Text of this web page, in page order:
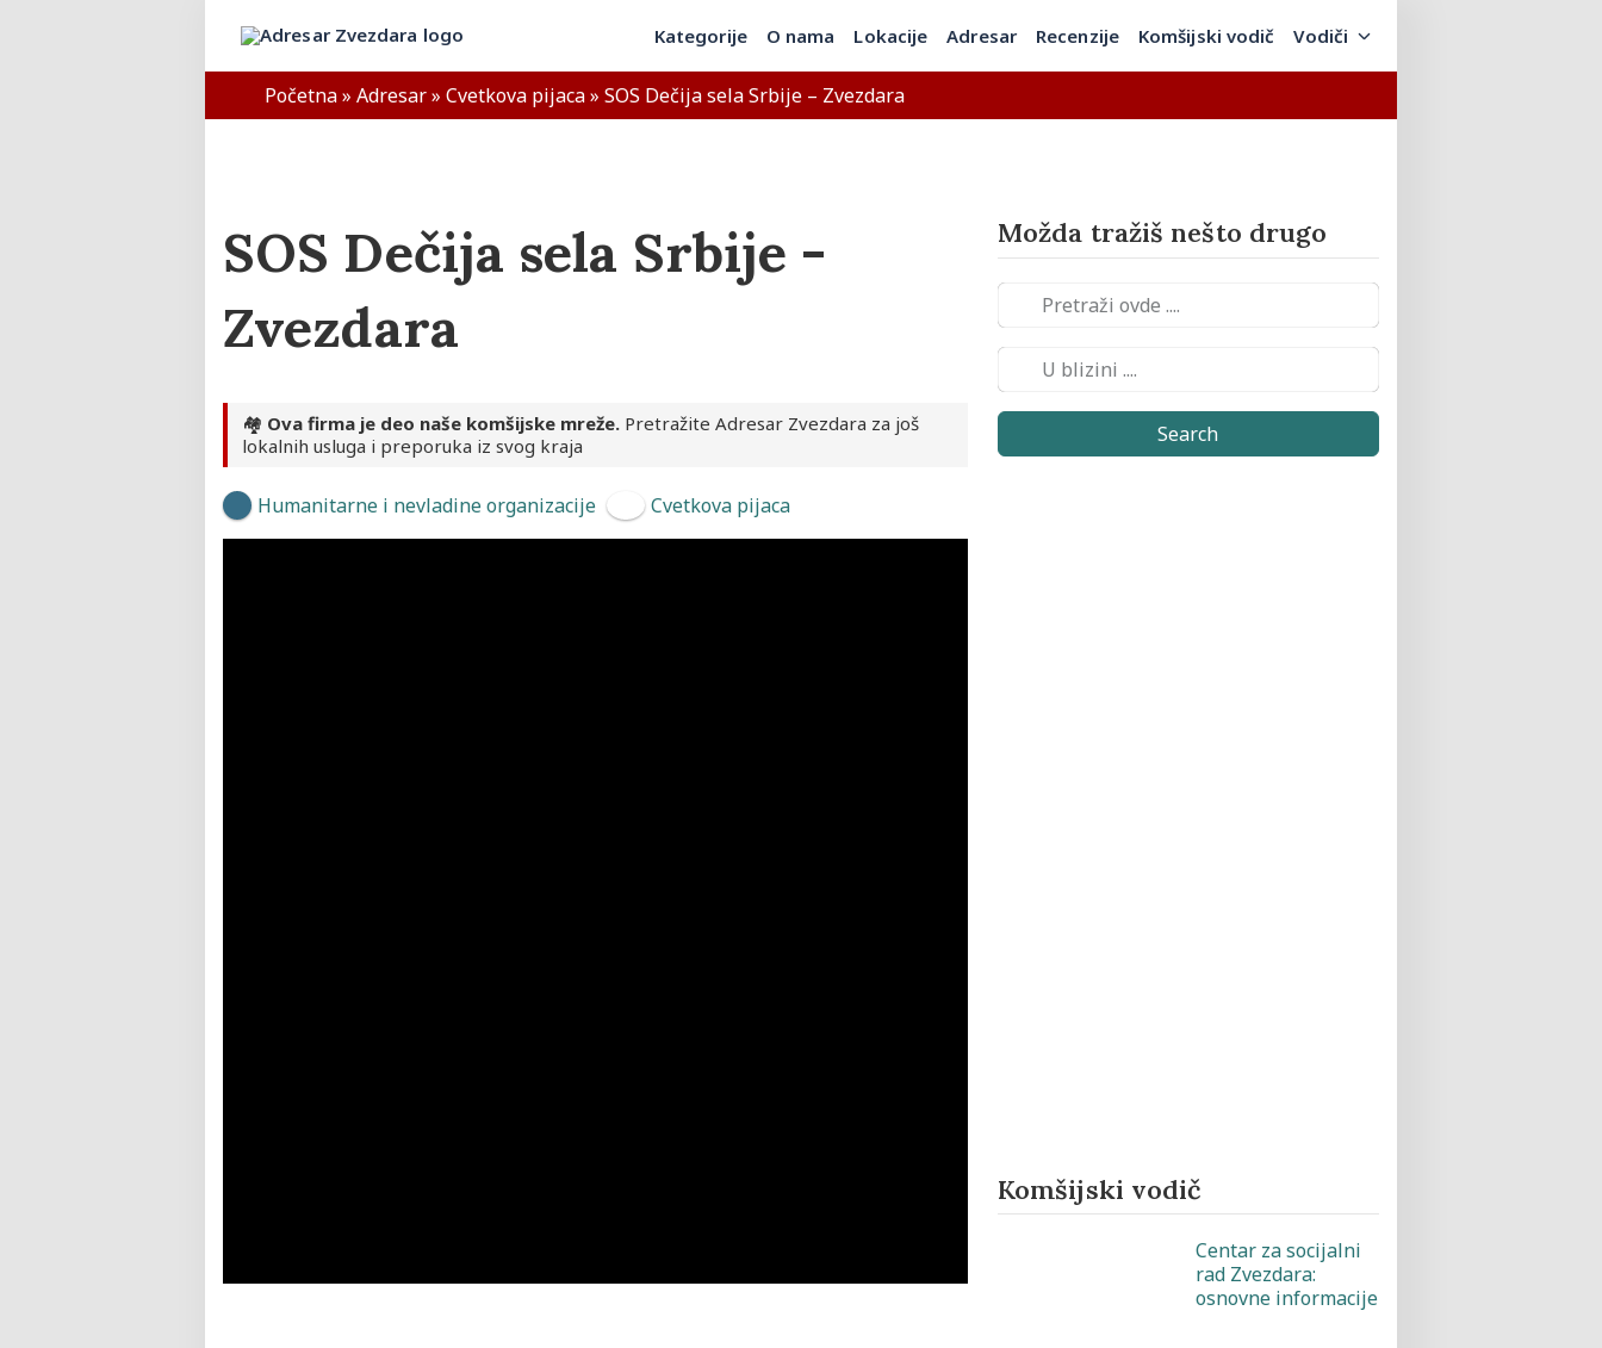
Kategorije O nama Lokacije Adresar Recenzije Komšijski vodič Vodiči
Početna» Adresar» Cvetkova pijaca» SOS Dečija sela Srbije – Zvezdara
SOS Dečija sela Srbije -
Zvezdara
🏘️ Ova firma je deo naše komšijske mreže. Pretražite Adresar Zvezdara za još
lokalnih usluga i preporuka iz svog kraja
Humanitarne i nevladine organizacije Cvetkova pijaca
Možda tražiš nešto drugo
Search
Komšijski vodič
Centar za socijalni
rad Zvezdara:
osnovne informacije